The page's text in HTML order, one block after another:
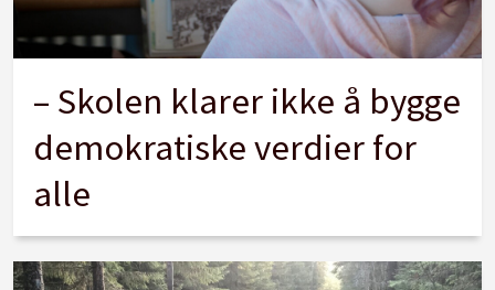
– Skolen klarer ikke å bygge
demokratiske verdier for
alle